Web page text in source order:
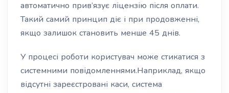
автоматично прив’язує ліцензію після оплати.
Такий самий принцип діє і при продовженні,
якщо залишок становить менше 45 днів.
У процесі роботи користувач може стикатися з
системними повідомленнями.Наприклад, якщо
відсутні зареєстровані каси, система